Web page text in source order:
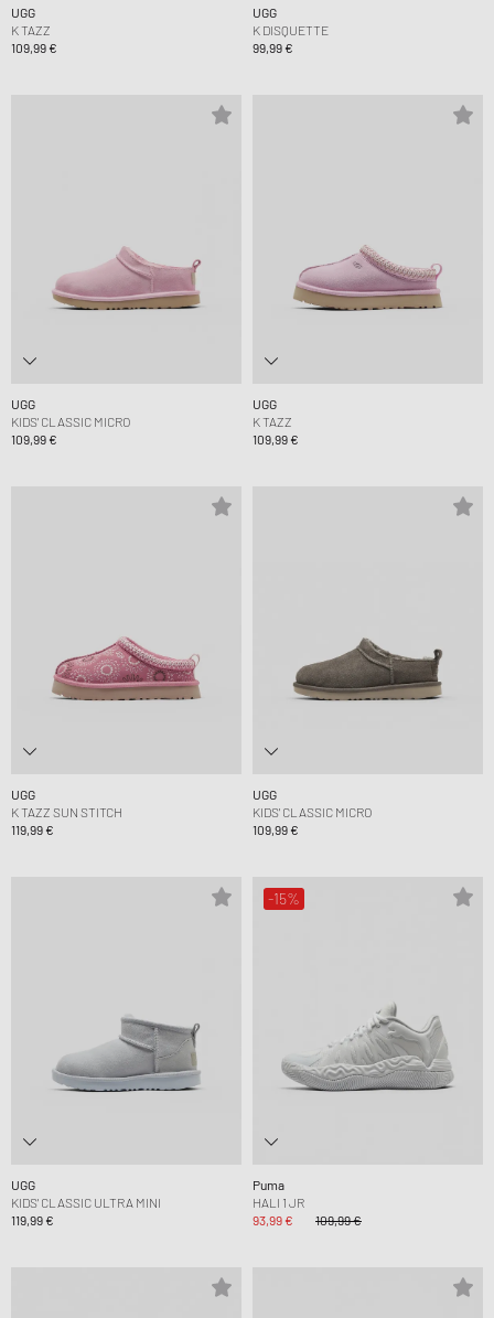
UGG
K TAZZ
109,99 €
UGG
K DISQUETTE
99,99 €
UGG
KIDS' CLASSIC MICRO
109,99 €
UGG
K TAZZ
109,99 €
UGG
K TAZZ SUN STITCH
119,99 €
UGG
KIDS' CLASSIC MICRO
109,99 €
UGG
KIDS' CLASSIC ULTRA MINI
119,99 €
-15%
Puma
HALI 1 JR
93,99 €
109,99 €